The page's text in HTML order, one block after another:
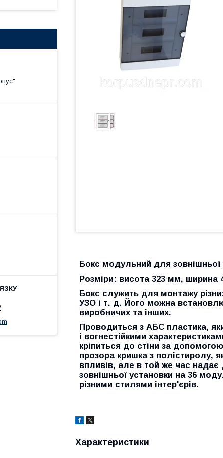
Бокс модульний для зовнішньої
Розміри: висота 323 мм, ширина
Бокс служить для монтажу
УЗО і т. д. Його можна
виробничих та інших.
Проводиться з АБС пластика,
і вогнестійкими
кріпиться до стіни за
прозора кришка з полістиролу,
впливів, але в той же час
зовнішньої установки на 36
різними стилями інтер'єрів.
Характеристики